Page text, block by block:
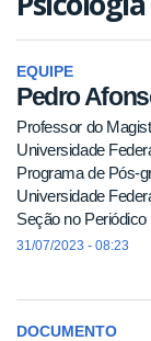
EQUIPE
Pedro
Professor do
Universidade
Programa de Pós-
Universidade
Seção no
31/07/2023 - 08:23
DOCUMENTO